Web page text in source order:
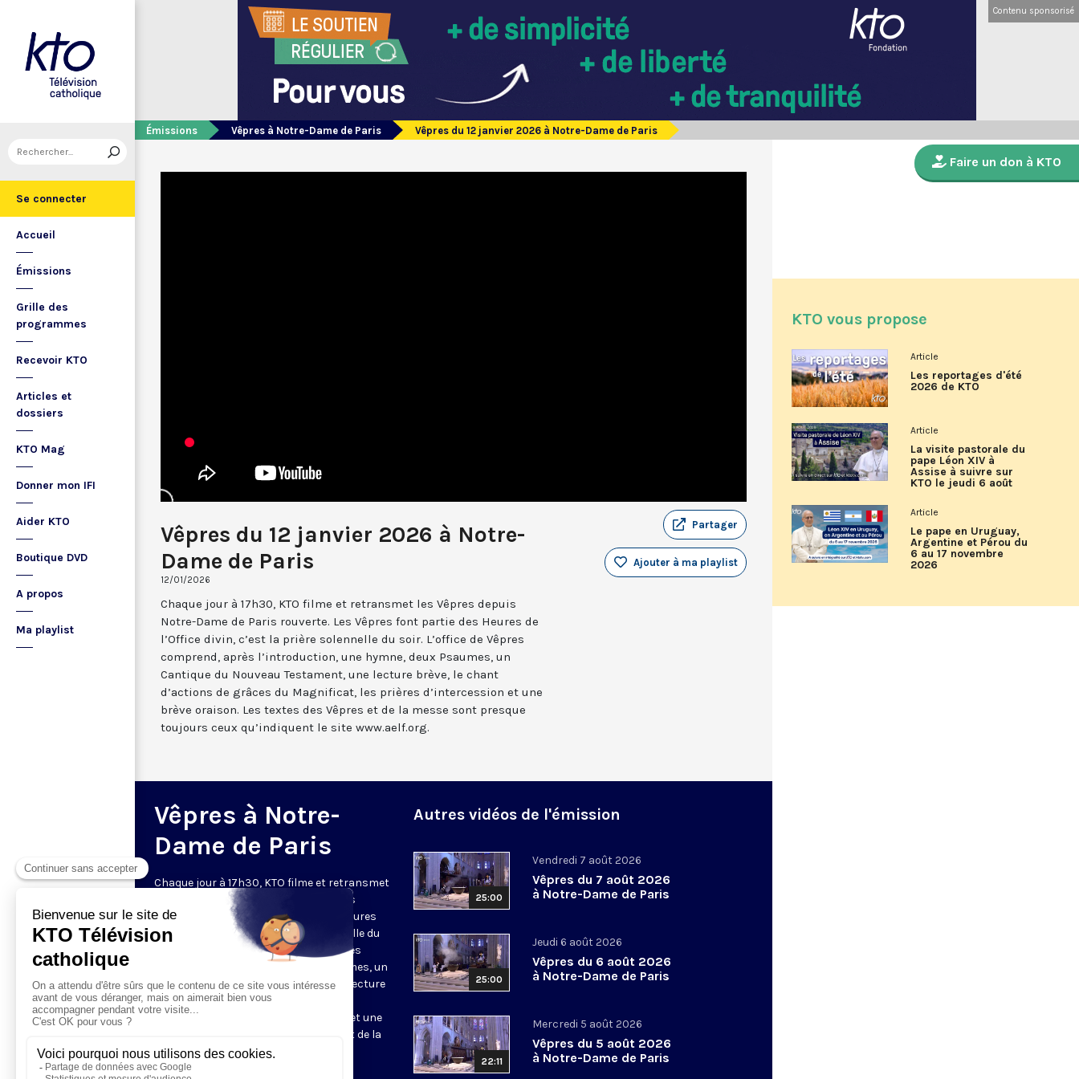
Se connecter
Accueil
Émissions
Grille des
programmes
Recevoir KTO
Articles et
dossiers
KTO Mag
Donner mon IFI
Aider KTO
Boutique DVD
A propos
Ma playlist
Contenu sponsorisé
Émissions Vêpres à Notre-Dame de Paris Vêpres du 12 janvier 2026 à Notre-Dame de Paris
Vêpres du 12 janvier 2026 à Notre-
Dame de Paris
12/01/2026
Partager
Ajouter à ma playlist
Chaque jour à 17h30, KTO filme et retransmet les Vêpres depuis
Notre-Dame de Paris rouverte. Les Vêpres font partie des Heures de
l’Office divin, c’est la prière solennelle du soir. L’office de Vêpres
comprend, après l’introduction, une hymne, deux Psaumes, un
Cantique du Nouveau Testament, une lecture brève, le chant
d’actions de grâces du Magnificat, les prières d’intercession et une
brève oraison. Les textes des Vêpres et de la messe sont presque
toujours ceux qu’indiquent le site www.aelf.org.
Vêpres à Notre-
Dame de Paris
Chaque jour à 17h30, KTO filme et retransmet
les Vêpres depuis Notre-Dame de Paris
rouverte. Les Vêpres font partie des Heures
de l’Office divin, c’est la prière solennelle du
soir. L’office de Vêpres comprend, après
l’introduction, une hymne, deux Psaumes, un
Cantique du Nouveau Testament, une lecture
brève, le chant d’actions de grâces du
Magnificat, les prières d’intercession et une
brève oraison. Les textes des Vêpres et de la
messe sont presque toujours ceux
qu’indiquent le site
Autres vidéos de l'émission
25:00
Vendredi 7 août 2026
Vêpres du 7 août 2026
à Notre-Dame de Paris
25:00
Jeudi 6 août 2026
Vêpres du 6 août 2026
à Notre-Dame de Paris
22:11
Mercredi 5 août 2026
Vêpres du 5 août 2026
à Notre-Dame de Paris
Faire un don à KTO
KTO vous propose
Article
Les reportages d'été
2026 de KTO
Article
La visite pastorale du
pape Léon XIV à
Assise à suivre sur
KTO le jeudi 6 août
Article
Le pape en Uruguay,
Argentine et Pérou du
6 au 17 novembre
2026